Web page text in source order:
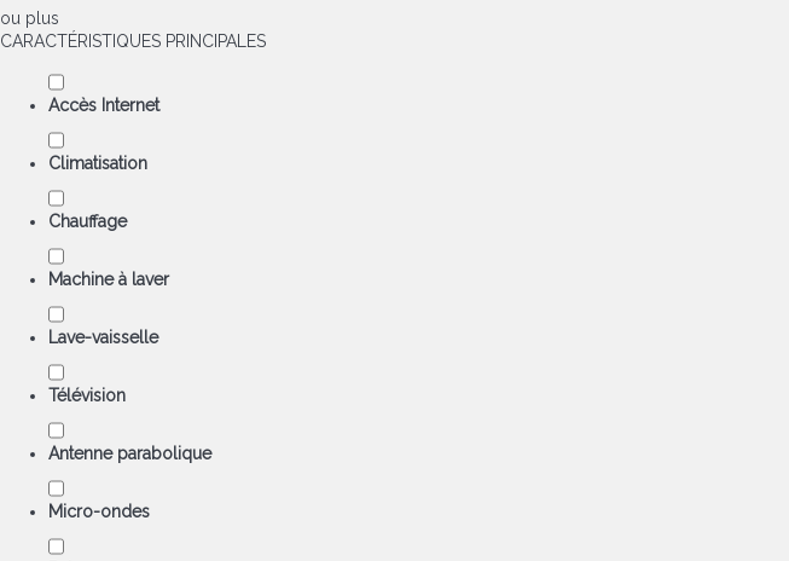
ou plus
CARACTÉRISTIQUES PRINCIPALES
Accès Internet
Climatisation
Chauffage
Machine à laver
Lave-vaisselle
Télévision
Antenne parabolique
Micro-ondes